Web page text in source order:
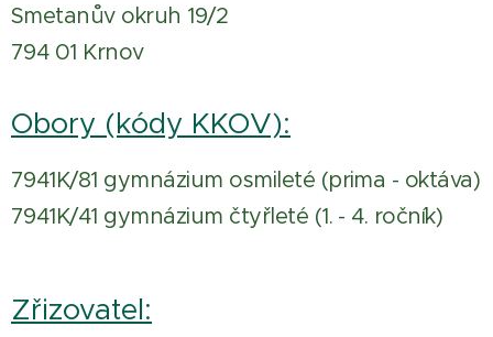
Smetanův okruh 19/2
794 01 Krnov
Obory (kódy KKOV):
7941K/81 gymnázium osmileté (prima - oktáva)
7941K/41 gymnázium čtyřleté (1. - 4. ročník)
Zřizovatel: